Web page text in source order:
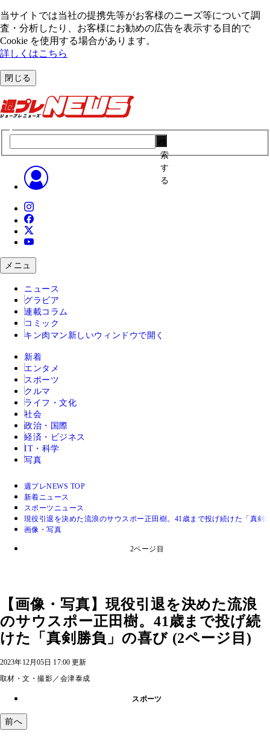
当サイトでは当社の提携先等がお客様のニーズ等について調
査・分析したり、お客様にお勧めの広告を表⽰する⽬的で
Cookie を使⽤する場合があります。
詳しくはこちら
閉じる
索
す
る
メニュ
ニュース
グラビア
連載コラム
コミック
キン肉マン 新しいウィンドウで開く
新着
エンタメ
スポーツ
クルマ
ライフ・文化
社会
政治・国際
経済・ビジネス
IT・科学
写真
週プレNEWS TOP
新着ニュース
スポーツニュース
現役引退を決めた流浪のサウスポー正田樹。41歳まで投げ続けた「真剣
画像・写真
2ページ目
【画像・写真】現役引退を決めた流浪
のサウスポー正田樹。41歳まで投げ続
けた「真剣勝負」の喜び (2ページ目)
2023年12月05日 17:00 更新
取材・文・撮影／会津泰成
スポーツ
前へ